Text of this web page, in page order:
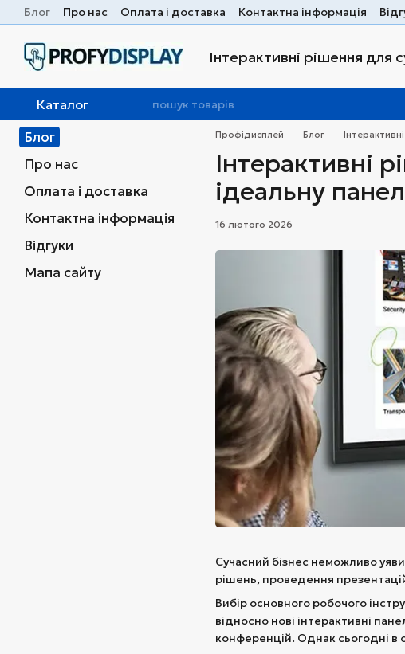
Перейти до основного контенту
Блог Про нас Оплата і доставка Контактна інформація
Інтерактивні рішення для
Каталог
Профідисплей Блог
Інтерактивні
ідеальну
16 лютого 2026
Сучасний бізнес неможливо
рішень, проведення
Вибір основного робочого
відносно нові інтерактивні
конференцій. Однак сьогодні в
Блог
Про нас
Оплата і доставка
Контактна інформація
Відгуки
Мапа сайту